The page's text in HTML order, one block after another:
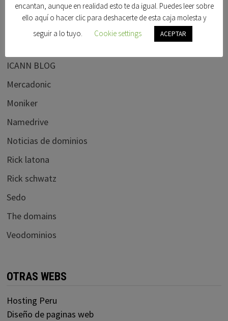
Frank schilling
ICANN BLOG
Mercadonic
Moniker
Namedrive
Noticias de dominios
Rick latona
Rick schwatz
Sedo
The domains
Veodominios
OTRAS WEBS
Hosting Peru
Diseño de paginas web
encantan, aunque en realidad esto te da igual. Puedes leer sobre
ello aquí o hacer clic para deshacerte de esta caja molesta y
seguir a lo tuyo.
Cookie settings ACEPTAR